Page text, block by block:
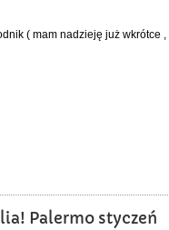
( mam nadzieję już wkrótce
Palermo styczeń